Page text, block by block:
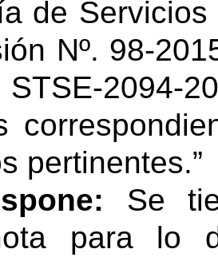
de
Nº. 98-
2094-
pertinentes.”
Se
para lo